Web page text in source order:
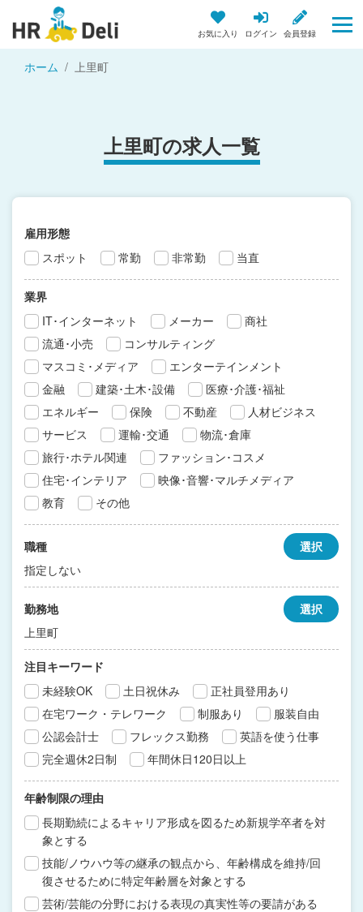
お気に入り ログイン 会員登録
ホーム 上里町
上里町の求人一覧
雇用形態
スポット
常勤 非常勤 当直
業界
IT･インターネット
メーカー
商社
流通･小売
コンサルティング
マスコミ･メディア
エンターテインメント
金融
建築･土木･設備
医療･介護･福祉
エネルギー
保険 不動産
人材ビジネス
サービス
運輸･交通
物流･倉庫
旅行･ホテル関連
ファッション･コスメ
住宅･インテリア
映像･音響･マルチメディア
教育
その他
職種
指定しない
選択
勤務地
上里町
選択
注目キーワード
未経験OK
土日祝休み
正社員登用あり
在宅ワーク・テレワーク
制服あり
服装自由
公認会計士
フレックス勤務
英語を使う仕事
完全週休2日制
年間休日120日以上
年齢制限の理由
長期勤続によるキャリア形成を図るため新規学卒者を対
象とする
技能/ノウハウ等の継承の観点から、年齢構成を維持/回
復させるために特定年齢層を対象とする
芸術/芸能の分野における表現の真実性等の要請がある